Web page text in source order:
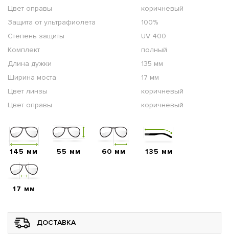
Цвет оправы
коричневый
Защита от ультрафиолета
100%
Степень защиты
UV 400
Комплект
полный
Длина дужки
135 мм
Ширина моста
17 мм
Цвет линзы
коричневый
Цвет оправы
коричневый
145 мм 55 мм 60 мм 135 мм
17 мм
ДОСТАВКА